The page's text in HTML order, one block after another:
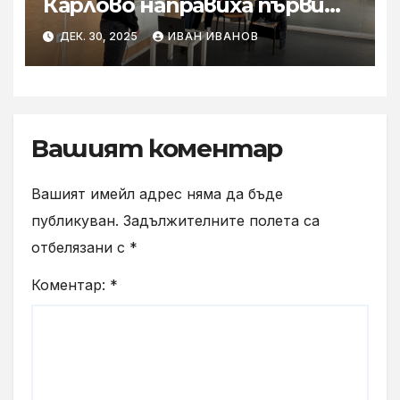
стъпки към по-безопасен
дигитален живот
ДЕК. 30, 2025 ИВАН ИВАНОВ
Вашият коментар
Вашият имейл адрес няма да бъде
публикуван. Задължителните полета са
отбелязани с *
Коментар: *